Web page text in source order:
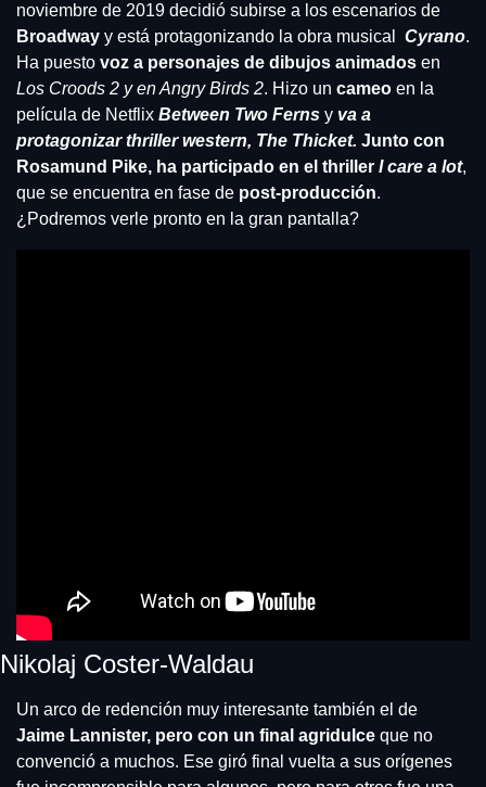
noviembre de 2019 decidió subirse a los escenarios de
Broadway y está protagonizando la obra musical Cyrano.
Ha puesto voz a personajes de dibujos animados
Los Croods 2 y en Angry Birds 2. Hizo un cameo en la
película de Netflix Between Two Ferns y va a
protagonizar thriller western, The Thicket. Junto con
Rosamund Pike, ha participado en el thriller I care a lot,
que se encuentra en fase de post-producción.
¿Podremos verle pronto en la gran pantalla?
Nikolaj Coster-Waldau
Jaime Lannister, pero con un final agridulce que no
convenció a muchos. Ese giró final vuelta a sus orígenes